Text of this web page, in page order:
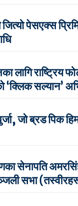
पेसएक्स
लागि राष्ट्रिय
‘क्लिक सल्यान’
जो ब्रड पिक
सेनापति
सभा